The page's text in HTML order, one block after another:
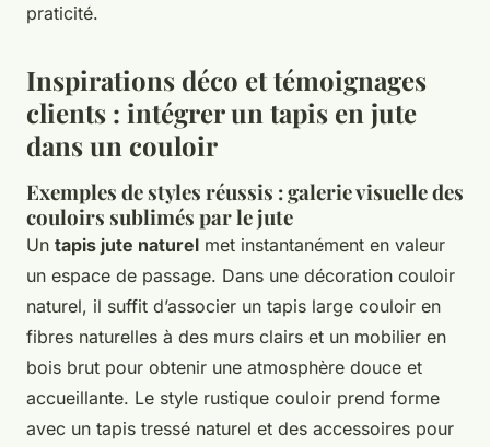
praticité.
Inspirations déco et témoignages
clients : intégrer un tapis en jute
dans un couloir
Exemples de styles réussis : galerie visuelle des
couloirs sublimés par le jute
Un tapis jute naturel met instantanément en valeur
un espace de passage. Dans une décoration couloir
naturel, il suffit d’associer un tapis large couloir en
fibres naturelles à des murs clairs et un mobilier en
bois brut pour obtenir une atmosphère douce et
accueillante. Le style rustique couloir prend forme
avec un tapis tressé naturel et des accessoires pour